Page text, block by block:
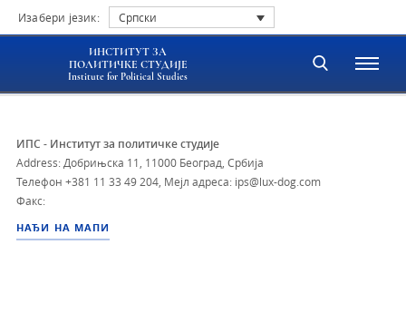
Изабери језик: Српски
ИНСТИТУТ ЗА
ПОЛИТИЧКЕ СТУДИЈЕ
Institute for Political Studies
ИПС - Институт за политичке студије
Address: Добрињска 11, 11000 Београд, Србија
Телефон +381 11 33 49 204 Мејл адреса: ips@lux-dog.com
Факс:
НАЂИ НА МАПИ